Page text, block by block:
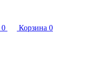
0 Корзина 0